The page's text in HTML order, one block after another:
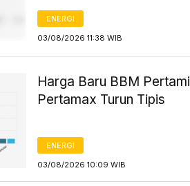
ENERGI
03/08/2026 11:38 WIB
Harga Baru BBM
Pertamax Turun Tipis
ENERGI
03/08/2026 10:09 WIB